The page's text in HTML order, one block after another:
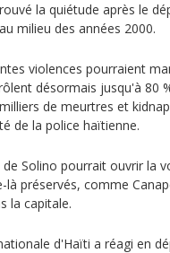
la quiétude après le
au milieu des années 2000.
violences pourraient
désormais jusqu'à 80
de meurtres et
de la police haïtienne.
Solino pourrait ouvrir la
là préservés, comme
la capitale.
d'Haïti a réagi en